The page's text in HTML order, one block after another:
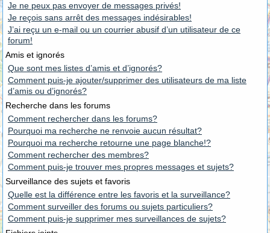
Je ne peux pas envoyer de messages privés!
Je reçois sans arrêt des messages indésirables!
J’ai reçu un e-mail ou un courrier abusif d’un utilisateur de ce
forum!
Amis et ignorés
Que sont mes listes d’amis et d’ignorés?
Comment puis-je ajouter/supprimer des utilisateurs de ma liste
d’amis ou d’ignorés?
Recherche dans les forums
Comment rechercher dans les forums?
Pourquoi ma recherche ne renvoie aucun résultat?
Pourquoi ma recherche retourne une page blanche!?
Comment rechercher des membres?
Comment puis-je trouver mes propres messages et sujets?
Surveillance des sujets et favoris
Quelle est la différence entre les favoris et la surveillance?
Comment surveiller des forums ou sujets particuliers?
Comment puis-je supprimer mes surveillances de sujets?